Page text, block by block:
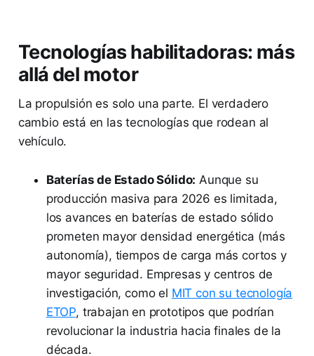
Tecnologías habilitadoras: más
allá del motor
La propulsión es solo una parte. El verdadero
cambio está en las tecnologías que rodean al
vehículo.
Baterías de Estado Sólido: Aunque su
producción masiva para 2026 es limitada,
los avances en baterías de estado sólido
prometen mayor densidad energética (más
autonomía), tiempos de carga más cortos y
mayor seguridad. Empresas y centros de
investigación, como el MIT con su tecnología
ETOP, trabajan en prototipos que podrían
revolucionar la industria hacia finales de la
década.